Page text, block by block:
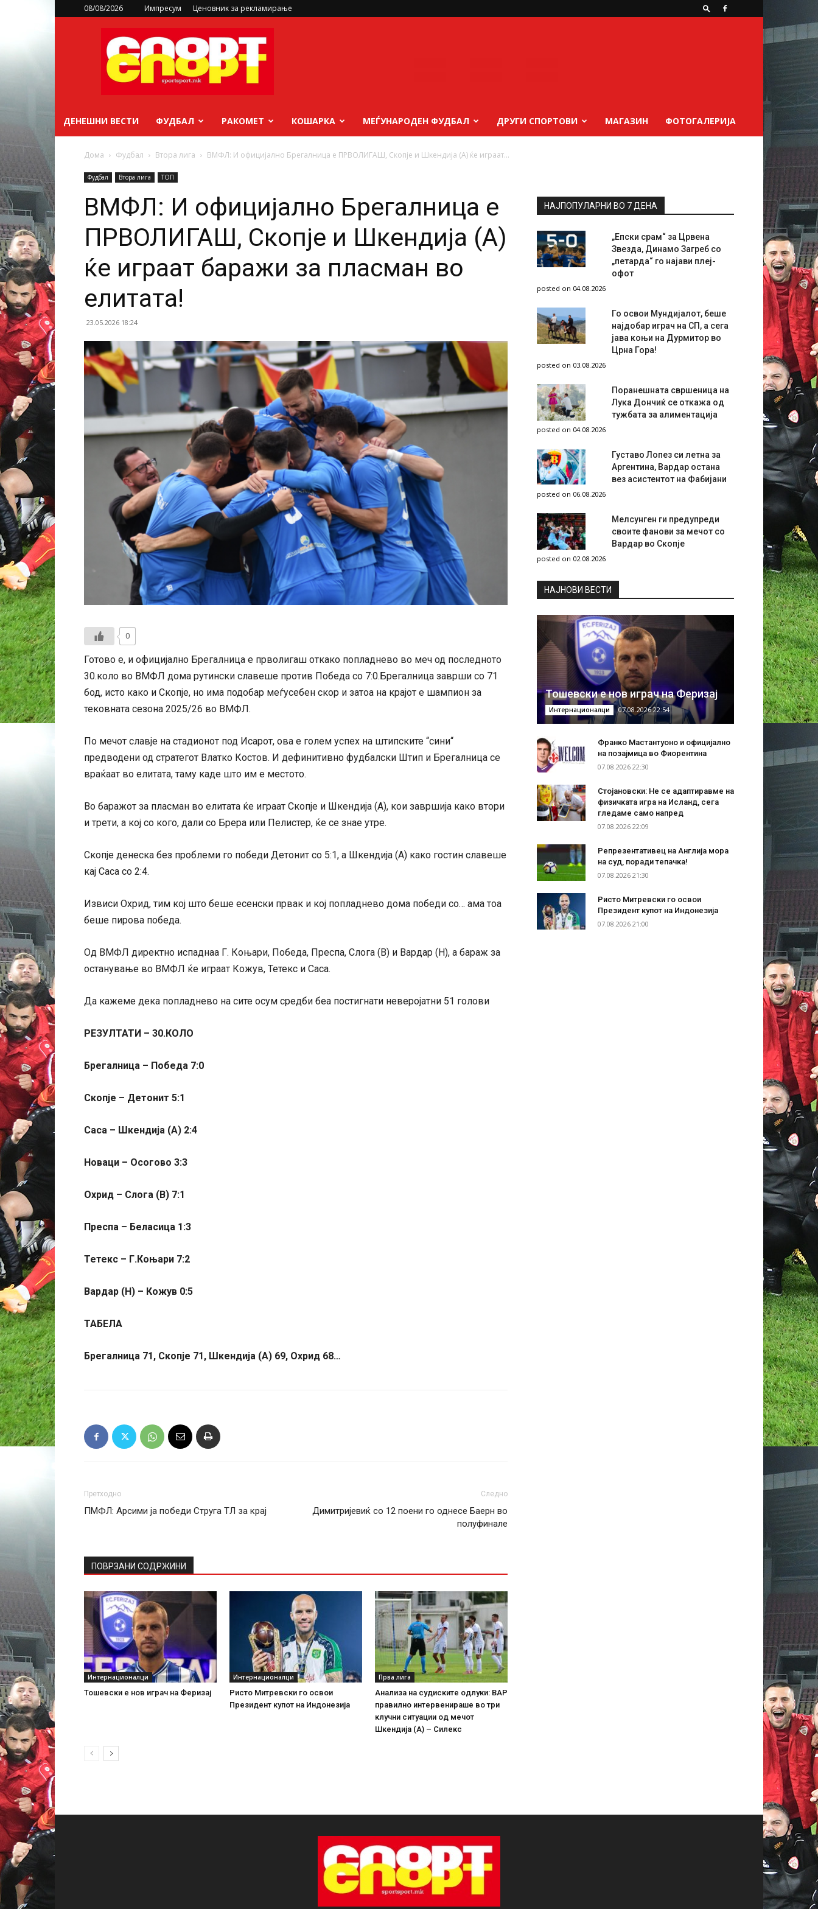
08/08/2026 Импресум Ценовник за рекламирање
sportsport.mk
ДЕНЕШНИ ВЕСТИ ФУДБАЛ РАКОМЕТ КОШАРКА МЕЃУНАРОДЕН ФУДБАЛ ДРУГИ СПОРТОВИ МАГАЗИН ФОТОГАЛЕРИЈА
Дома Фудбал Втора лига ВМФЛ: И официјално Брегалница е ПРВОЛИГАШ, Скопје и Шкендија (А) ќе играат...
Фудбал Втора лига ТОП
ВМФЛ: И официјално Брегалница е
ПРВОЛИГАШ, Скопје и Шкендија (А)
ќе играат баражи за пласман во
елитата!
23.05.2026 18:24
0
Готово е, и официјално Брегалница е прволигаш откако попладнево во меч од последното
30.коло во ВМФЛ дома рутински славеше против Победа со 7:0.Брегалница заврши со 71
бод, исто како и Скопје, но има подобар меѓусебен скор и затоа на крајот е шампион за
тековната сезона 2025/26 во ВМФЛ.
По мечот славје на стадионот под Исарот, ова е голем успех на штипските “сини“
предводени од стратегот Влатко Костов. И дефинитивно фудбалски Штип и Брегалница се
враќаат во елитата, таму каде што им е местото.
Во баражот за пласман во елитата ќе играат Скопје и Шкендија (А), кои завршија како втори
и трети, а кој со кого, дали со Брера или Пелистер, ќе се знае утре.
Скопје денеска без проблеми го победи Детонит со 5:1, а Шкендија (А) како гостин славеше
кај Саса со 2:4.
Извиси Охрид, тим кој што беше есенски првак и кој попладнево дома победи со… ама тоа
беше пирова победа.
Од ВМФЛ директно испаднаа Г. Коњари, Победа, Преспа, Слога (В) и Вардар (Н), а бараж за
останување во ВМФЛ ќе играат Кожув, Тетекс и Саса.
Да кажеме дека попладнево на сите осум средби беа постигнати неверојатни 51 голови
РЕЗУЛТАТИ – 30.КОЛО
Брегалница – Победа 7:0
Скопје – Детонит 5:1
Саса – Шкендија (А) 2:4
Новаци – Осогово 3:3
Охрид – Слога (В) 7:1
Преспа – Беласица 1:3
Тетекс – Г.Коњари 7:2
Вардар (Н) – Кожув 0:5
ТАБЕЛА
Брегалница 71, Скопје 71, Шкендија (А) 69, Охрид 68…
Претходно
ПМФЛ: Арсими ја победи Струга ТЛ за крај
Следно
Димитријевиќ со 12 поени го однесе Баерн во
полуфинале
ПОВРЗАНИ СОДРЖИНИ
Интернационалци
Тошевски е нов играч на Феризај
Интернационалци
Ристо Митревски го освои
Президент купот на Индонезија
Прва лига
Анализа на судиските одлуки: ВАР
правилно интервенираше во три
клучни ситуации од мечот
Шкендија (А) – Силекс
НАЈПОПУЛАРНИ ВО 7 ДЕНА
„Епски срам“ за Црвена
Звезда, Динамо Загреб со
„петарда“ го најави плеј-
офот
posted on 04.08.2026
Го освои Мундијалот, беше
најдобар играч на СП, а сега
јава коњи на Дурмитор во
Црна Гора!
posted on 03.08.2026
Поранешната свршеница на
Лука Дончиќ се откажа од
тужбата за алиментација
posted on 04.08.2026
Густаво Лопез си летна за
Аргентина, Вардар остана
вез асистентот на Фабијани
posted on 06.08.2026
Мелсунген ги предупреди
своите фанови за мечот со
Вардар во Скопје
posted on 02.08.2026
НAЈНОВИ ВЕСТИ
Тошевски е нов играч на Феризај
Интернационалци 07.08.2026 22:54
Франко Мастантуоно и официјално
на позајмица во Фиорентина
07.08.2026 22:30
Стојановски: Не се адаптиравме на
физичката игра на Исланд, сега
гледаме само напред
07.08.2026 22:09
Репрезентативец на Англија мора
на суд, поради тепачка!
07.08.2026 21:30
Ристо Митревски го освои
Президент купот на Индонезија
07.08.2026 21:00